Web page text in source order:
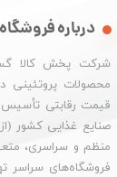
درباره
شرکت پخش کالا
محصولات پروتئینی
قیمت رقابتی تأسیس
صنایع غذایی کشور
منظم و سراسری،
فروشگاه‌های سراسر